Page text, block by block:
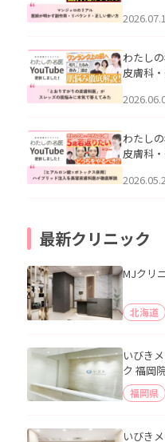
医師が明
公開い
わたし
皮膚科
ッズの肌
た。
わたし
皮膚科
用】ハイ
最新クリニック
MJクリ
北海道
いびき
ク 福岡
福岡県
いびき